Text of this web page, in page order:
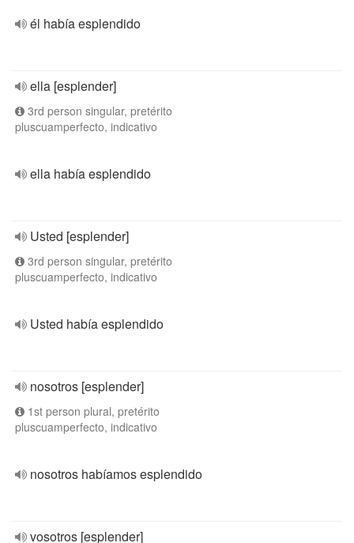
él había esplendido
ella [esplender]
3rd person singular, pretérito
pluscuamperfecto, indicativo
ella había esplendido
Usted [esplender]
3rd person singular, pretérito
pluscuamperfecto, indicativo
Usted había esplendido
nosotros [esplender]
1st person plural, pretérito
pluscuamperfecto, indicativo
nosotros habíamos esplendido
vosotros [esplender]